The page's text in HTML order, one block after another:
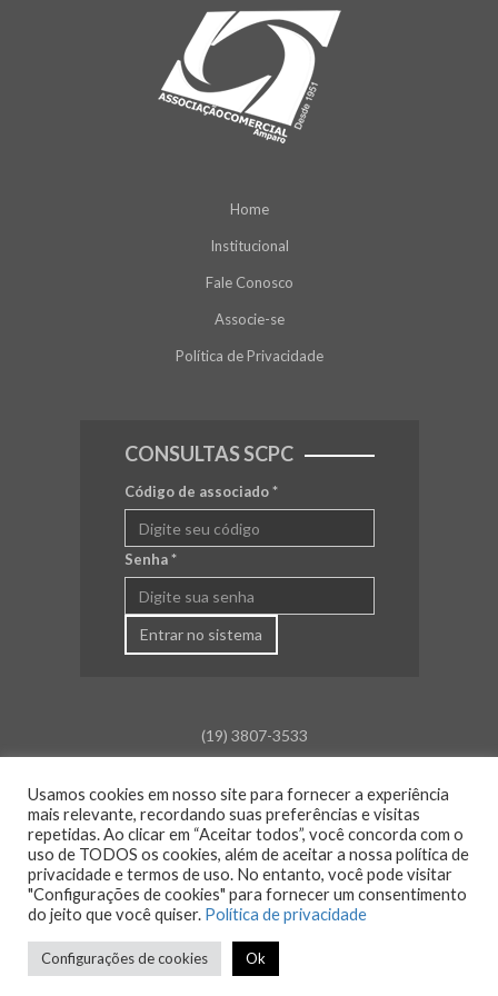
Home
Institucional
Fale Conosco
Associe-se
Política de Privacidade
CONSULTAS SCPC
Código de associado*
Senha*
Entrar no sistema
(19) 3807-3533
Rua Barão de Campinas, 675
Centro - Amparo - SP
Atendimento:
Segunda a sexta: das 8h30 às 18h00
Sáb., Dom. e Feriado: Fechado
Usamos cookies em nosso site para fornecer a experiência
mais relevante, recordando suas preferências e visitas
repetidas. Ao clicar em “Aceitar todos”, você concorda com o
uso de TODOS os cookies, além de aceitar a nossa política de
privacidade e termos de uso. No entanto, você pode visitar
"Configurações de cookies" para fornecer um consentimento
do jeito que você quiser. Política de privacidade
Configurações de cookies Ok